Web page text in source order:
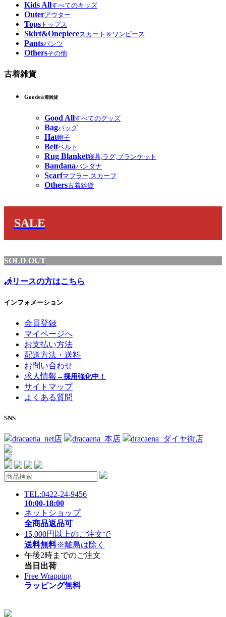
Kids Allすべてのキッズ
Outerアウター
Tops トップス
Skirt&Onepieceスカート＆ワンピース
Pantsパンツ
Othersその他
古着雑貨
Goods古着雑貨
Good Allすべてのグッズ
Bagバッグ
Hat帽子
Beltベルト
Rug Blanket寝具,ラグ,ブランケット
Bandanaバンダナ
Scarfマフラー,スカーフ
Others古着雑貨
SALE
SOLD OUT
リースの方はこちら
インフォメーション
会員登録
マイページへ
お支払い方法
配送方法・送料
お問い合わせ
求人情報 →採用強化中！
サイトマップ
よくある質問
SNS
dracaena_net店 dracaena_本店 dracaena_ダイヤ街店
TEL:0422-24-9456
10:00-18:00
ネットショップ
全商品返品可
15,000円以上のご注文で
送料無料※離島は除く
午後2時までのご注文
当日出荷
Free Wrapping
ラッピング無料